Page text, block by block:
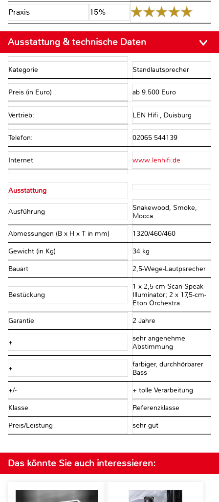
Praxis 15%
Ausstattung & technische Daten
Kategorie Standlautsprecher
Preis (in Euro) ab 9.500 Euro
Vertrieb: LEN Hifi , Duisburg
Telefon: 02065 544139
Internet www.lenhifi.de
Ausstattung
Ausführung
Snakewood, Smoke,
Mocca
Abmessungen (B x H x T in mm) 1320/460/460
Gewicht (in Kg) 34 kg
Bauart 2,5-Wege-Lautpsrecher
Bestückung
1 x 2,5-cm-Scan-Speak-
Illuminator; 2 x 17,5-cm-
Eton Orchestra
Garantie 2 Jahre
+
sehr angenehme
Abstimmung
+
farbiger, durchhörbarer
Bass
+/- + tolle Verarbeitung
Klasse Referenzklasse
Preis/Leistung sehr gut
Das könnte Sie auch interessieren: